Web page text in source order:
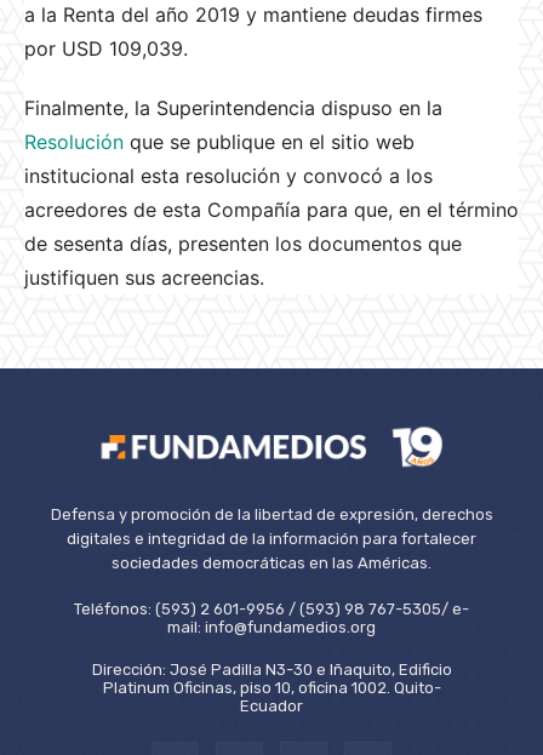
a la Renta del año 2019 y mantiene deudas firmes
por USD 109,039.
Finalmente, la Superintendencia dispuso en la
Resolución que se publique en el sitio web
institucional esta resolución y convocó a los
acreedores de esta Compañía para que, en el término
de sesenta días, presenten los documentos que
justifiquen sus acreencias.
Defensa y promoción de la libertad de expresión, derechos
digitales e integridad de la información para fortalecer
sociedades democráticas en las Américas.
Teléfonos: (593) 2 601-9956 / (593) 98 767-5305/ e-
mail: info@fundamedios.org
Dirección: José Padilla N3-30 e Iñaquito, Edificio
Platinum Oficinas, piso 10, oficina 1002. Quito-
Ecuador